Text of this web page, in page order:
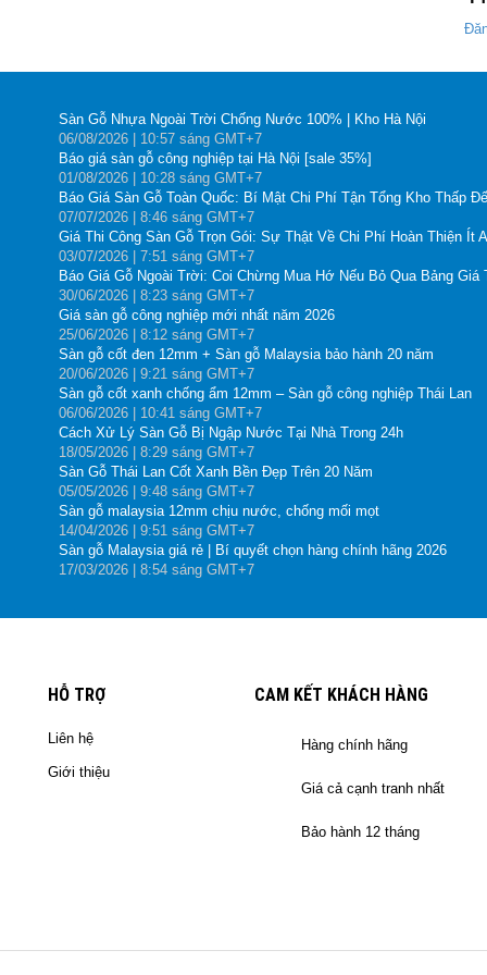
Sàn Gỗ Nhựa Ngoài Trời Chống Nước 100% | Kho Hà Nội
06/08/2026 | 10:57 sáng GMT+7
Báo giá sàn gỗ công nghiệp tại Hà Nội [sale 35%]
01/08/2026 | 10:28 sáng GMT+7
Báo Giá Sàn Gỗ Toàn Quốc: Bí Mật Chi Phí Tận Tổng Kho Thấp
07/07/2026 | 8:46 sáng GMT+7
Giá Thi Công Sàn Gỗ Trọn Gói: Sự Thật Về Chi Phí Hoàn Thiện Ít
03/07/2026 | 7:51 sáng GMT+7
Báo Giá Gỗ Ngoài Trời: Coi Chừng Mua Hớ Nếu Bỏ Qua Bảng Giá
30/06/2026 | 8:23 sáng GMT+7
Giá sàn gỗ công nghiệp mới nhất năm 2026
25/06/2026 | 8:12 sáng GMT+7
Sàn gỗ cốt đen 12mm + Sàn gỗ Malaysia bảo hành 20 năm
20/06/2026 | 9:21 sáng GMT+7
Sàn gỗ cốt xanh chống ẩm 12mm – Sàn gỗ công nghiệp Thái Lan
06/06/2026 | 10:41 sáng GMT+7
Cách Xử Lý Sàn Gỗ Bị Ngập Nước Tại Nhà Trong 24h
18/05/2026 | 8:29 sáng GMT+7
Sàn Gỗ Thái Lan Cốt Xanh Bền Đẹp Trên 20 Năm
05/05/2026 | 9:48 sáng GMT+7
Sàn gỗ malaysia 12mm chịu nước, chống mối mọt
14/04/2026 | 9:51 sáng GMT+7
Sàn gỗ Malaysia giá rẻ | Bí quyết chọn hàng chính hãng 2026
17/03/2026 | 8:54 sáng GMT+7
HỖ TRỢ
Liên hệ
Giới thiệu
CAM KẾT KHÁCH HÀNG
Hàng chính hãng
Giá cả cạnh tranh nhất
Bảo hành 12 tháng